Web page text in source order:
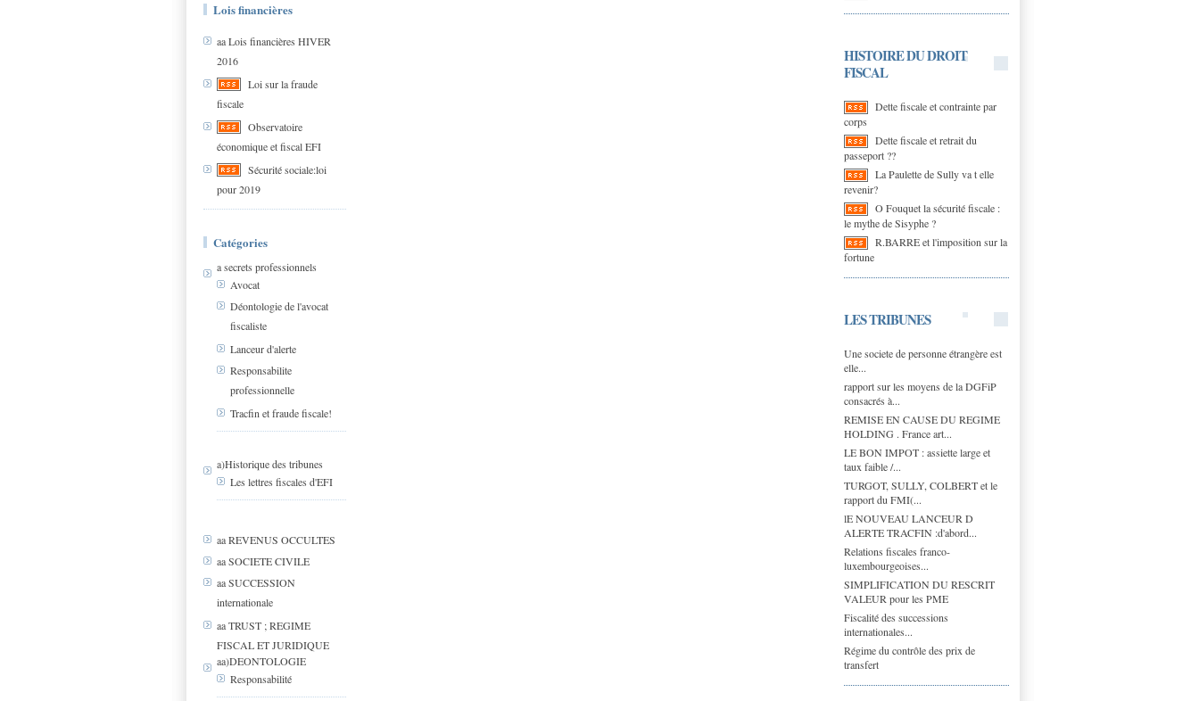
Lois financières
aa Lois financières HIVER
2016
Loi sur la fraude
fiscale
Observatoire
économique et fiscal EFI
Sécurité sociale:loi
pour 2019
Catégories
a secrets professionnels
Avocat
Déontologie de l'avocat
fiscaliste
Lanceur d'alerte
Responsabilite
professionnelle
Tracfin et fraude fiscale!
a)Historique des tribunes
Les lettres fiscales d'EFI
aa REVENUS OCCULTES
aa SOCIETE CIVILE
aa SUCCESSION
internationale
aa TRUST ; REGIME
FISCAL ET JURIDIQUE
aa)DEONTOLOGIE
Responsabilité
HISTOIRE DU DROIT
FISCAL
Dette fiscale et contrainte par
corps
Dette fiscale et retrait du
passeport ??
La Paulette de Sully va t elle
revenir?
O Fouquet la sécurité fiscale :
le mythe de Sisyphe ?
R.BARRE et l'imposition sur la
fortune
LES TRIBUNES
Une societe de personne étrangère est
elle...
rapport sur les moyens de la DGFiP
consacrés à...
REMISE EN CAUSE DU REGIME
HOLDING . France art...
LE BON IMPOT : assiette large et
taux faible /...
TURGOT, SULLY, COLBERT et le
rapport du FMI(...
lE NOUVEAU LANCEUR D
ALERTE TRACFIN :d'abord...
Relations fiscales franco-
luxembourgeoises...
SIMPLIFICATION DU RESCRIT
VALEUR pour les PME
Fiscalité des successions
internationales...
Régime du contrôle des prix de
transfert